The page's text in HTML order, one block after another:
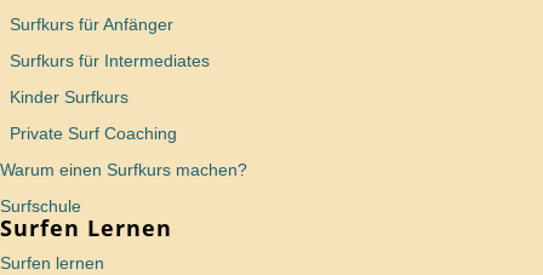
Surfkurs für Anfänger
Surfkurs für Intermediates
Kinder Surfkurs
Private Surf Coaching
Warum einen Surfkurs machen?
Surfschule
Surfen Lernen
Surfen lernen